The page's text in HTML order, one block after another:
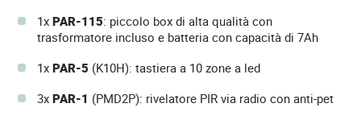
1x PAR-115: piccolo box di alta qualità con
trasformatore incluso e batteria con capacità di 7Ah
1x PAR-5 (K10H): tastiera a 10 zone a led
3x PAR-1 (PMD2P): rivelatore PIR via radio con anti-pet